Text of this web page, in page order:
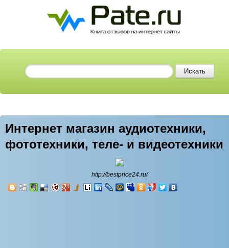
Интернет магазин аудиотехники,
фототехники, теле- и видеотехники
http://bestprice24.ru/